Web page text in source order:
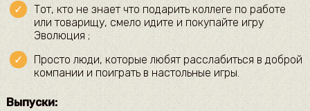
Тот, кто не знает что подарить коллеге по работе
или товарищу, смело идите и покупайте игру
Эволюция ;
Просто люди, которые любят расслабиться в доброй
компании и поиграть в настольные игры.
Выпуски: